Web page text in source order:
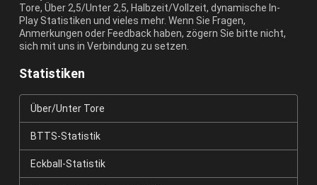
Tore, Über 2,5/Unter 2,5, Halbzeit/Vollzeit, dynamische In-
Play Statistiken und vieles mehr. Wenn Sie Fragen,
Anmerkungen oder Feedback haben, zögern Sie bitte nicht,
sich mit uns in Verbindung zu setzen.
Statistiken
Über/Unter Tore
BTTS-Statistik
Eckball-Statistik